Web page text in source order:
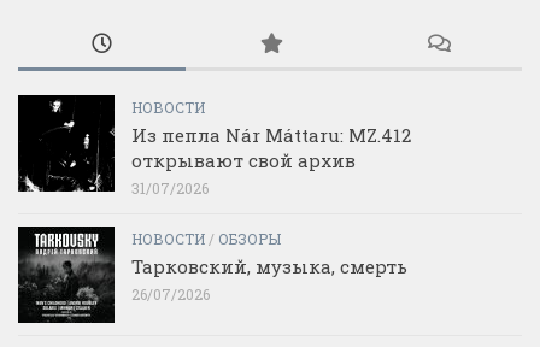
НОВОСТИ
Из пепла Nár Máttaru: MZ.412
открывают свой архив
31/07/2026
НОВОСТИ/ ОБЗОРЫ
Тарковский, музыка, смерть
26/07/2026